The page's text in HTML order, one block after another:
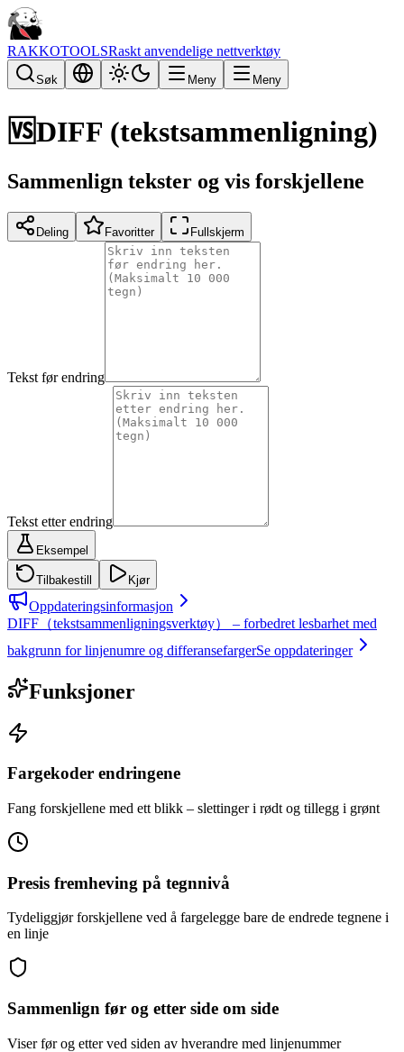
RAKKOTOOLSRaskt anvendelige nettverktøy
Søk Meny Meny
🆚DIFF (tekstsammenligning)
Sammenlign tekster og vis forskjellene
Deling Favoritter Fullskjerm
Tekst før endring
Tekst etter endring
Eksempel
Tilbakestill Kjør
Oppdateringsinformasjon
DIFF（tekstsammenligningsverktøy） – forbedret lesbarhet med
bakgrunn for linjenumre og differansefargerSe oppdateringer
Funksjoner
Fargekoder endringene
Fang forskjellene med ett blikk – slettinger i rødt og tillegg i grønt
Presis fremheving på tegnnivå
Tydeliggjør forskjellene ved å fargelegge bare de endrede tegnene i
en linje
Sammenlign før og etter side om side
Viser før og etter ved siden av hverandre med linjenummer